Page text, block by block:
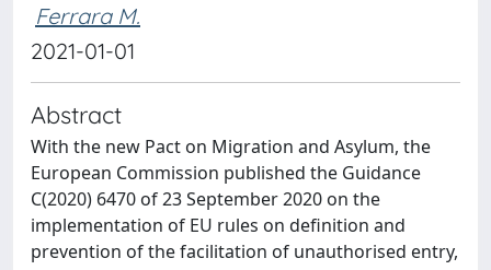
Ferrara M.
2021-01-01
Abstract
With the new Pact on Migration and Asylum, the
European Commission published the Guidance
C(2020) 6470 of 23 September 2020 on the
implementation of EU rules on definition and
prevention of the facilitation of unauthorised entry,